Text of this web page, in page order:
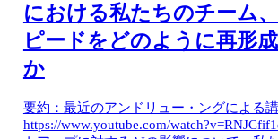
における私たちのチーム
ピードをどのように再形
か
要約：最近のアンドリュー・ングによる
https://www.youtube.com/